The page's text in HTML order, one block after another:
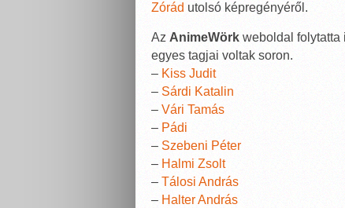
Zórád utolsó képregényéről.
Az AnimeWörkweboldal folytatta
egyes tagjai voltak soron.
– Kiss Judit
– Sárdi Katalin
– Vári Tamás
– Pádi
– Szebeni Péter
– Halmi Zsolt
– Tálosi András
– Halter András